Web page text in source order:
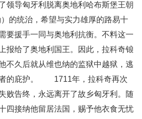
领导匈牙利脱离奥地利哈布斯堡王朝
）的统治，希望与实力雄厚的路易十
要援手一同与奥地利抗衡。不料这一
报给了奥地利国王。因此，拉科奇锒
不久后就从维也纳的监狱中越狱，逃
者的庇护。 1711年，拉科奇再次
败告终，永远离开了故乡匈牙利。随
四接纳他留居法国，赐予他衣食无忧